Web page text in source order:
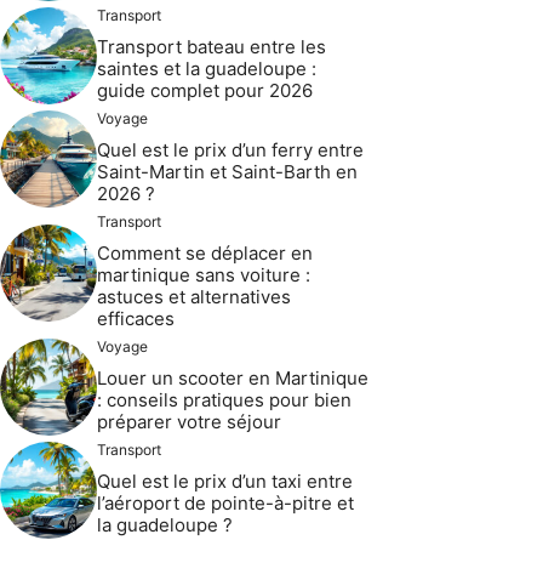
Transport
Transport bateau entre les
saintes et la guadeloupe :
guide complet pour 2026
Voyage
Quel est le prix d’un ferry entre
Saint-Martin et Saint-Barth en
2026 ?
Transport
Comment se déplacer en
martinique sans voiture :
astuces et alternatives
efficaces
Voyage
Louer un scooter en Martinique
: conseils pratiques pour bien
préparer votre séjour
Transport
Quel est le prix d’un taxi entre
l’aéroport de pointe-à-pitre et
la guadeloupe ?